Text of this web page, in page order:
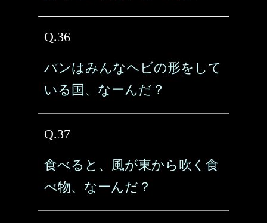
Q.36
パンはみんなヘビの形をして
いる国、なーんだ？
Q.37
食べると、風が東から吹く食
べ物、なーんだ？